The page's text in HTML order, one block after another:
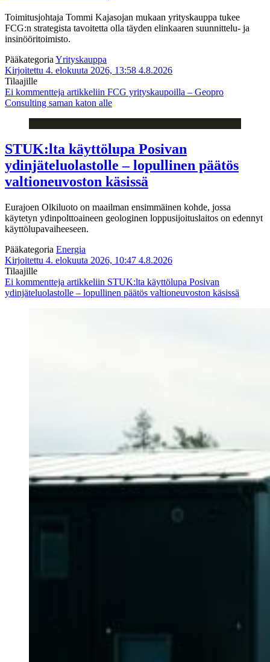
Toimitusjohtaja Tommi Kajasojan mukaan yrityskauppa tukee
FCG:n strategista tavoitetta olla täyden elinkaaren suunnittelu- ja
insinööritoimisto.
Pääkategoria Yrityskauppa
Kirjoitettu 4. elokuuta 2026, 13:58 4.8.2026
Tilaajille
Ei kommentteja artikkeliin FCG yrityskaupoilla – Geopro
Consulting saman katon alle
STUK:lta käyttölupa Posivan
ydinjäteluolastolle – lopullinen päätös
valtioneuvoston käsissä
Eurajoen Olkiluoto on maailman ensimmäinen kohde, jossa
käytetyn ydinpolttoaineen geologinen loppusijoituslaitos on edennyt
käyttölupavaiheeseen.
Pääkategoria Energia
Kirjoitettu 4. elokuuta 2026, 10:47 4.8.2026
Tilaajille
Ei kommentteja artikkeliin STUK:lta käyttölupa Posivan
ydinjäteluolastolle – lopullinen päätös valtioneuvoston käsissä